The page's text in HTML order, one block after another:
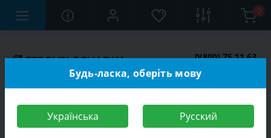
0
0(800) 75 11 63
Будь-ласка, оберіть мову
Українська Русский